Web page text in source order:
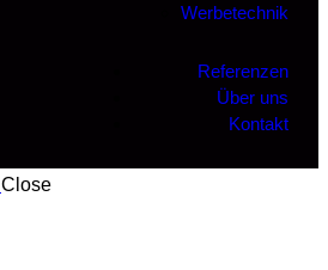
Werbetechnik
Referenzen
Über uns
Kontakt
Close